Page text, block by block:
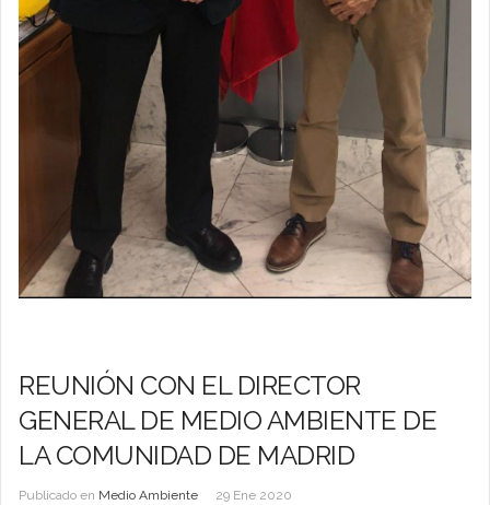
REUNIÓN CON EL DIRECTOR
GENERAL DE MEDIO AMBIENTE DE
LA COMUNIDAD DE MADRID
Publicado en Medio Ambiente 29 Ene 2020